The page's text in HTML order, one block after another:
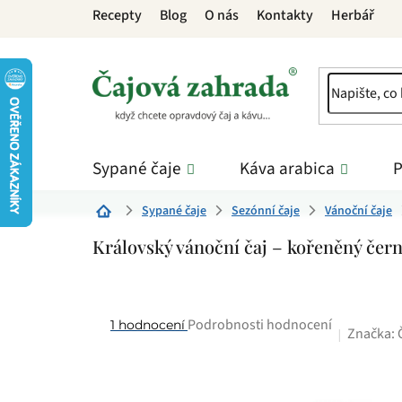
Recepty Blog O nás Kontakty Herbář
Sypané čaje Káva arabica
Domů Sypané čaje Sezónní čaje Vánoční čaje
Královský vánoční čaj – kořeněný
Průměrné
1 hodnocení Podrobnosti hodnocení Značka: